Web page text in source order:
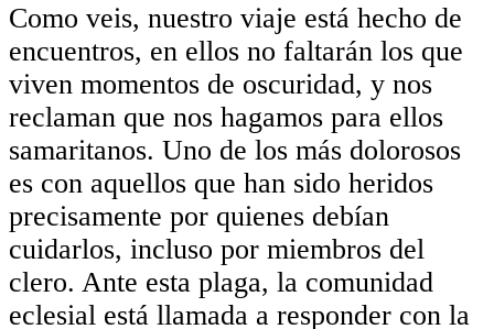
Como veis, nuestro viaje está hecho de
encuentros, en ellos no faltarán los que
viven momentos de oscuridad, y nos
reclaman que nos hagamos para ellos
samaritanos. Uno de los más dolorosos
es con aquellos que han sido heridos
precisamente por quienes debían
cuidarlos, incluso por miembros del
clero. Ante esta plaga, la comunidad
eclesial está llamada a responder con la